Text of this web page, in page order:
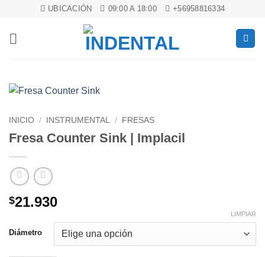
contenido
UBICACIÓN 09:00 A 18:00 +56958816334
INICIO / INSTRUMENTAL / FRESAS
Fresa Counter Sink | Implacil
$21.930
Diámetro
LIMPIAR